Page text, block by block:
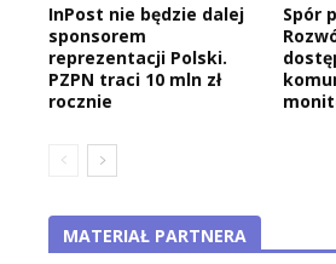
InPost nie będzie dalej
sponsorem
reprezentacji Polski.
PZPN traci 10 mln zł
rocznie
Spór
MATERIAŁ PARTNERA